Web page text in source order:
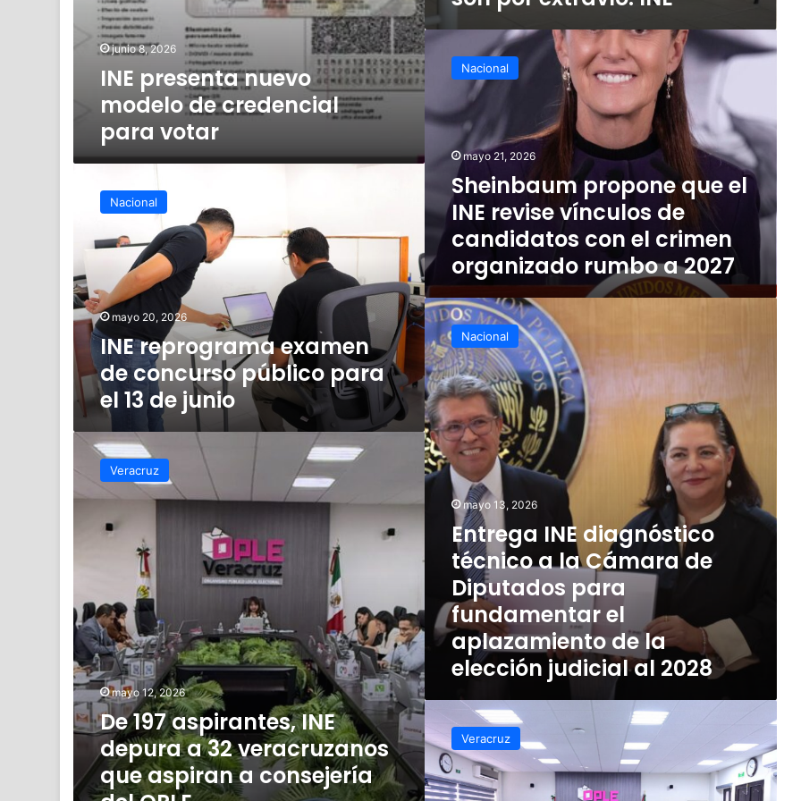
junio 8, 2026
INE presenta nuevo
modelo de credencial
para votar
Sheinbaum
propone
que
el
INE
revise
vínculos
candidatos
con
crimen
organizado
rumbo
a
2027
Nacional
mayo 21, 2026
Sheinbaum propone que el
INE revise vínculos de
candidatos con el crimen
organizado rumbo a 2027
reprograma
examen
concurso
para
el
13
junio
Nacional
mayo 20, 2026
INE reprograma examen
de concurso público para
el 13 de junio
Entrega
INE
diagnóstico
técnico
a
la
Cámara
de
Diputados
para
fundamentar
aplazamiento
elección
judicial
2028
Nacional
mayo 13, 2026
Entrega INE diagnóstico
técnico a la Cámara de
Diputados para
fundamentar el
aplazamiento de la
elección judicial al 2028
aspirantes,
INE
veracruzanos
aspiran
a
consejería
del
OPLE
Veracruz
mayo 12, 2026
De 197 aspirantes, INE
depura a 32 veracruzanos
que aspiran a consejería
INE
OPLE
analizarán
retos
Veracruz